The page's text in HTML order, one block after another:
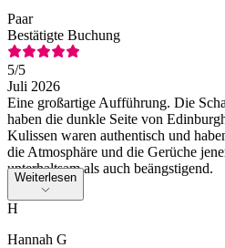
Paar
Bestätigte Buchung
5/5
Juli 2026
Eine großartige Aufführung. Die
haben die dunkle Seite von
Kulissen waren authentisch und
die Atmosphäre und die Gerüche
unterhaltsam als auch beängstigend.
Weiterlesen
H
Hannah G